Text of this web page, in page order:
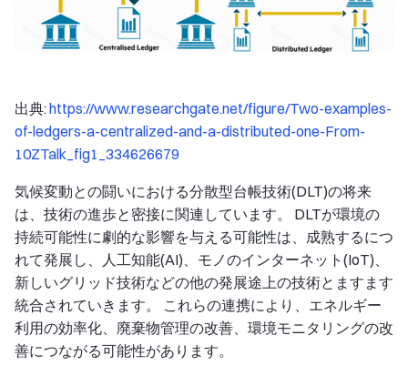
出典:https://www.researchgate.net/figure/Two-examples-
of-ledgers-a-centralized-and-a-distributed-one-From-
10ZTalk_fig1_334626679
気候変動との闘いにおける分散型台帳技術(DLT)の将来
は、技術の進歩と密接に関連しています。 DLTが環境の
持続可能性に劇的な影響を与える可能性は、成熟するにつ
れて発展し、人工知能(AI)、モノのインターネット(IoT)、
新しいグリッド技術などの他の発展途上の技術とますます
統合されていきます。 これらの連携により、エネルギー
利用の効率化、廃棄物管理の改善、環境モニタリングの改
善につながる可能性があります。